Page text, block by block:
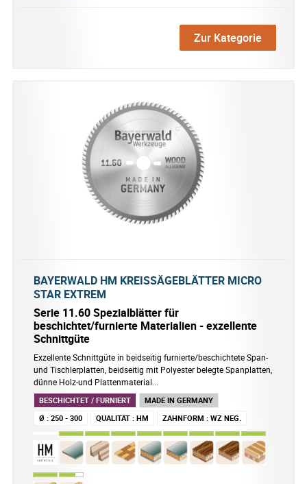
Zur Kategorie
BAYERWALD HM KREISSÄGEBLÄTTER MICRO
STAR EXTREM
Serie 11.60 Spezialblätter für
beschichtet/furnierte Materialien - exzellente
Schnittgüte
Exzellente Schnittgüte in beidseitig furnierte/beschichtete Span-
und Tischlerplatten, beidseitig mit Polyester belegte Spanplatten,
dünne Holz-und Plattenmaterial...
BESCHICHTET / FURNIERT
MADE IN GERMANY
Ø : 250 - 300 QUALITÄT : HM ZAHNFORM : WZ NEG.